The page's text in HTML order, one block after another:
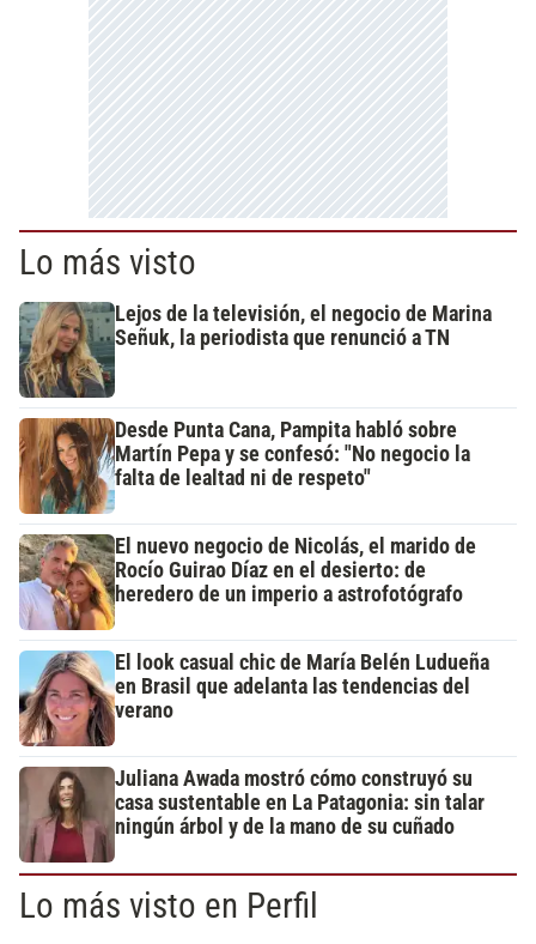
Lo más visto
Lejos de la televisión, el negocio de Marina
Señuk, la periodista que renunció a TN
Desde Punta Cana, Pampita habló sobre
Martín Pepa y se confesó: "No negocio la
falta de lealtad ni de respeto"
El nuevo negocio de Nicolás, el marido de
Rocío Guirao Díaz en el desierto: de
heredero de un imperio a astrofotógrafo
El look casual chic de María Belén Ludueña
en Brasil que adelanta las tendencias del
verano
Juliana Awada mostró cómo construyó su
casa sustentable en La Patagonia: sin talar
ningún árbol y de la mano de su cuñado
Lo más visto en Perfil